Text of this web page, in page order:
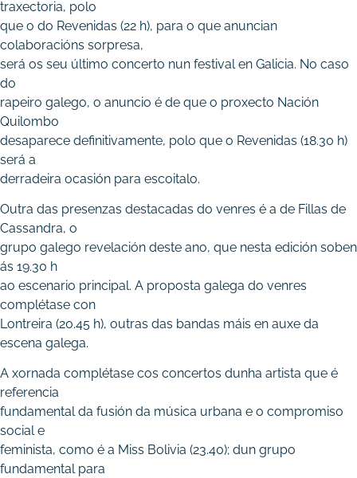
traxectoria, polo
que o do Revenidas (22 h), para o que anuncian
colaboracións sorpresa,
será os seu último concerto nun festival en Galicia. No caso
do
rapeiro galego, o anuncio é de que o proxecto Nación
Quilombo
desaparece definitivamente, polo que o Revenidas (18.30 h)
será a
derradeira ocasión para escoitalo.
Outra das presenzas destacadas do venres é a de Fillas de
Cassandra, o
grupo galego revelación deste ano, que nesta edición soben
ás 19.30 h
ao escenario principal. A proposta galega do venres
complétase con
Lontreira (20.45 h), outras das bandas máis en auxe da
escena galega.
A xornada complétase cos concertos dunha artista que é
referencia
fundamental da fusión da música urbana e o compromiso
social e
feminista, como é a Miss Bolivia (23.40); dun grupo
fundamental para